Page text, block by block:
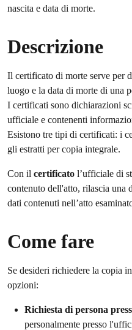
nascita e data di morte.
Descrizione
Il certificato di morte serve per
luogo e la data di morte di una
I certificati sono dichiarazioni
ufficiale e contenenti
Esistono tre tipi di certificati: i
gli estratti per copia integrale.
Con il certificato l’ufficiale di
contenuto dell'atto, rilascia una
dati contenuti nell’atto
Come fare
Se desideri richiedere la copia
opzioni:
Richiesta di persona
personalmente presso